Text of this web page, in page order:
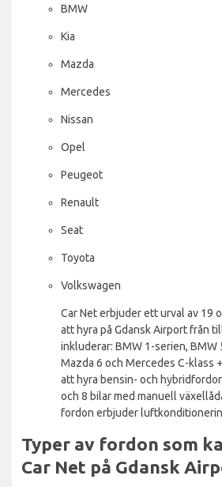
BMW
Kia
Mazda
Mercedes
Nissan
Opel
Peugeot
Renault
Seat
Toyota
Volkswagen
Car Net erbjuder ett urval av 19
att hyra på Gdansk Airport från
inkluderar: BMW 1-serien, BMW
Mazda 6 och Mercedes C-klass
att hyra bensin- och
och 8 bilar med manuell
fordon erbjuder
Typer av fordon som
Car Net på Gdansk